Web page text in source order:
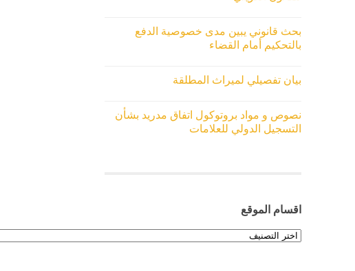
بحث قانوني يبين مدى خصوصية الدفع
بالتحكيم أمام القضاء
بيان تفصيلي لميراث المطلقة
نصوص و مواد بروتوكول اتفاق مدريد بشأن
التسجيل الدولي للعلامات
اقسام الموقع
اقسام
الموقع